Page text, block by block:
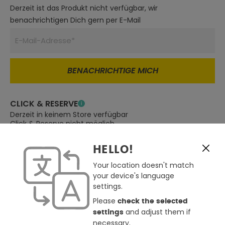
Derzeit ist das Produkt nicht verfügbar, wir
benachrichtigen Dich gern per E-Mail
BENACHRICHTIGE MICH
CLICK & RESERVE
Derzeit in keinem Store verfügbar
Click & Reserve nicht möglich
Zum Merkzettel hinzufügen
Günstiger gesehen ?
Frage zum Produkt
HELLO!
Your location doesn't match
your device's language
settings.
Please check the selected
settings and adjust them if
necessary.